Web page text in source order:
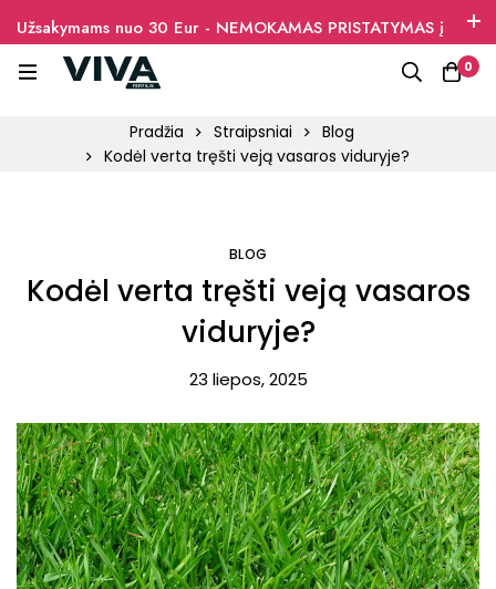
Užsakymams nuo 30 Eur - NEMOKAMAS PRISTATYMAS į
paštomatus
0
Pradžia Straipsniai
Blog
Kodėl verta tręšti veją vasaros viduryje?
BLOG
Kodėl verta tręšti veją vasaros
viduryje?
23 liepos, 2025